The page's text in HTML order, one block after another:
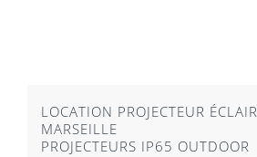
LOCATION PROJECTEUR
MARSEILLE
PROJECTEURS IP65 OUTDOOR